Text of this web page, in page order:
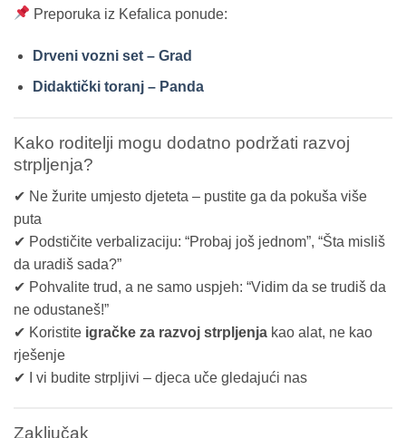
Preporuka iz Kefalica ponude:
Drveni vozni set – Grad
Didaktički toranj – Panda
Kako roditelji mogu dodatno podržati razvoj
strpljenja?
✔ Ne žurite umjesto djeteta – pustite ga da pokuša više
puta
✔ Podstičite verbalizaciju: “Probaj još jednom”, “Šta misliš
da uradiš sada?”
✔ Pohvalite trud, a ne samo uspjeh: “Vidim da se trudiš da
ne odustaneš!”
✔ Koristite igračke za razvoj strpljenja kao alat, ne kao
rješenje
✔ I vi budite strpljivi – djeca uče gledajući nas
Zaključak